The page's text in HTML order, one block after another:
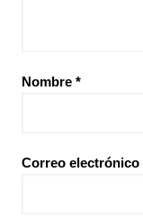
Nombre *
Correo electrónico